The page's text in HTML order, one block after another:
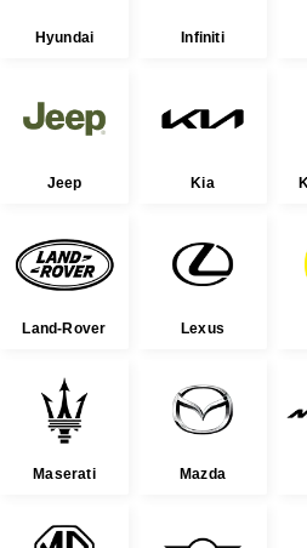
Hyundai Infiniti
Jeep Kia
Land-Rover Lexus
Maserati Mazda